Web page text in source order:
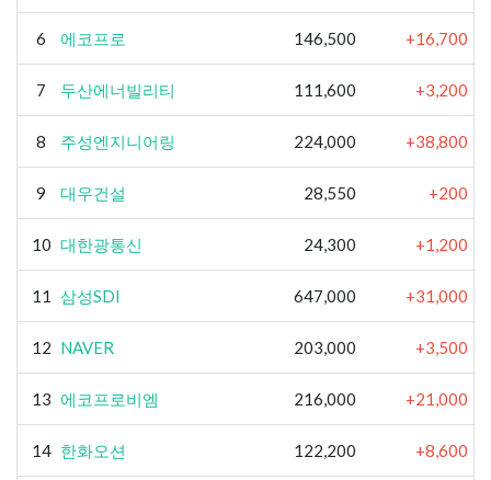
6 에코프로 146,500 +16,700
7 두산에너빌리티 111,600 +3,200
8 주성엔지니어링 224,000 +38,800
9 대우건설 28,550 +200
10 대한광통신 24,300 +1,200
11 삼성SDI 647,000 +31,000
12 NAVER 203,000 +3,500
13 에코프로비엠 216,000 +21,000
14 한화오션 122,200 +8,600